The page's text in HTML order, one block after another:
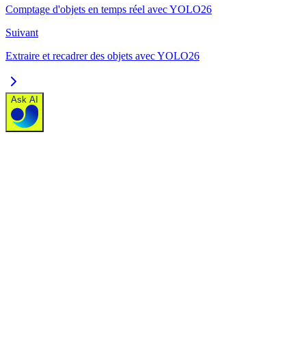
Comptage d'objets en temps réel avec YOLO26
Suivant
Extraire et recadrer des objets avec YOLO26
Ask AI